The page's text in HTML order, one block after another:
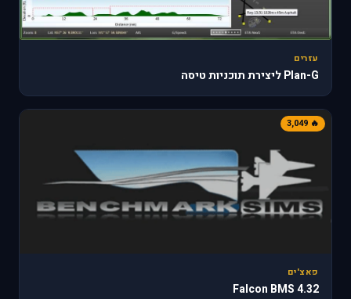
עזרים
Plan-G ליצירת תוכניות טיסה
🔥 3,049
פאצ'ים
Falcon BMS 4.32